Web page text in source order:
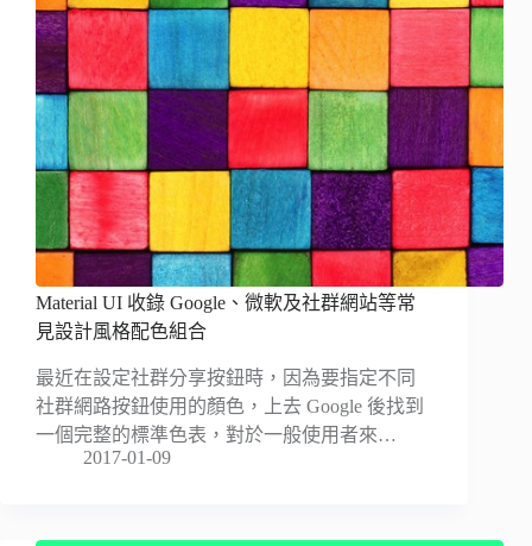
Material UI 收錄 Google、微軟及社群網站等常
見設計風格配色組合
最近在設定社群分享按鈕時，因為要指定不同
社群網路按鈕使用的顏色，上去 Google 後找到
一個完整的標準色表，對於一般使用者來…
2017-01-09